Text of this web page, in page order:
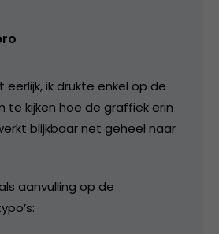
ik drukte enkel op de
te kijken hoe de graffiek erin
blijkbaar net geheel naar
aanvulling op de